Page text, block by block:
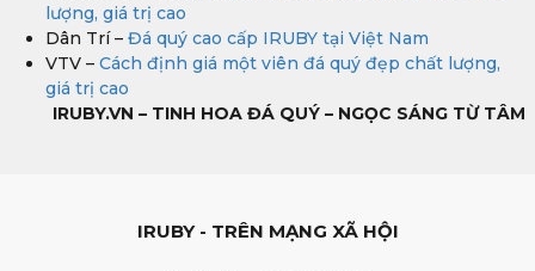
lượng, giá trị cao
Dân Trí – Đá quý cao cấp IRUBY tại Việt Nam
VTV – Cách định giá một viên đá quý đẹp chất lượng,
giá trị cao
IRUBY.VN – TINH HOA ĐÁ QUÝ – NGỌC SÁNG TỪ TÂM
IRUBY - TRÊN MẠNG XÃ HỘI